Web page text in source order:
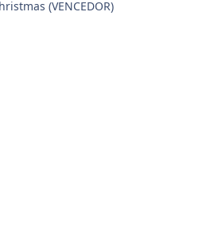
(VENCEDOR)